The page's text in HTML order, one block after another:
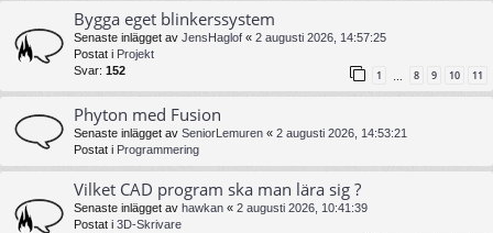
Bygga eget blinkerssystem
Senaste inlägget av JensHaglof « 2 augusti 2026, 14:57:25
Postat i Projekt
Svar: 152 1 8 9 10 11
Phyton med Fusion
Senaste inlägget av SeniorLemuren « 2 augusti 2026, 14:53:21
Postat i Programmering
Vilket CAD program ska man lära sig ?
Senaste inlägget av hawkan « 2 augusti 2026, 10:41:39
Postat i 3D-Skrivare